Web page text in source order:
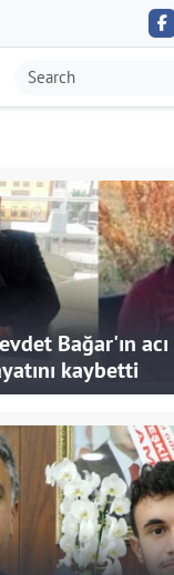
Bağar'ın
kaybetti